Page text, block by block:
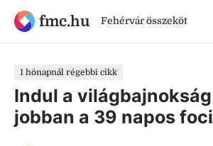
fmc.hu Fehérvár összeköt
1 hónapnál régebbi cikk
Indul a
jobban a 39 napos